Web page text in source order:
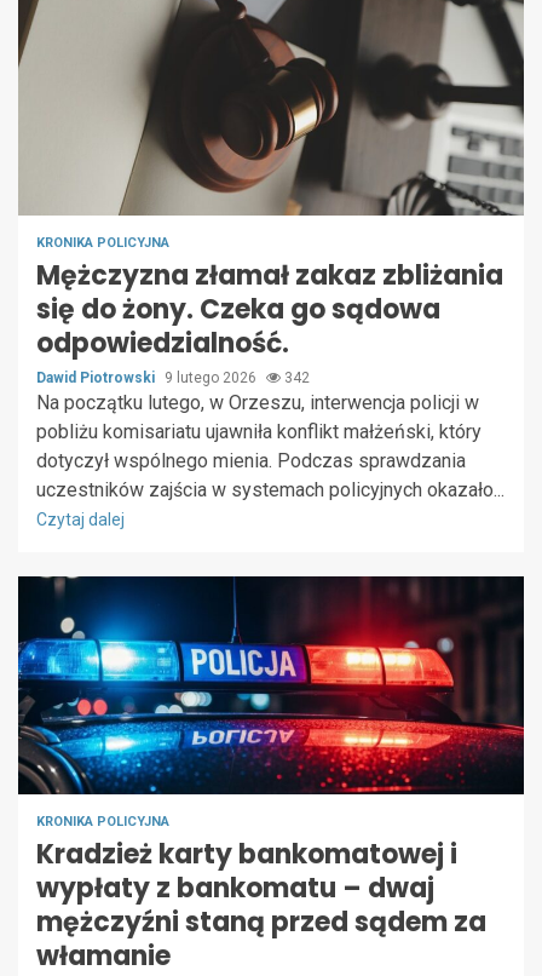
KRONIKA POLICYJNA
Mężczyzna złamał zakaz zbliżania
się do żony. Czeka go sądowa
odpowiedzialność.
Dawid Piotrowski 9 lutego 2026 342
Na początku lutego, w Orzeszu, interwencja policji w
pobliżu komisariatu ujawniła konflikt małżeński, który
dotyczył wspólnego mienia. Podczas sprawdzania
uczestników zajścia w systemach policyjnych okazało...
Czytaj dalej
KRONIKA POLICYJNA
Kradzież karty bankomatowej i
wypłaty z bankomatu – dwaj
mężczyźni staną przed sądem za
włamanie